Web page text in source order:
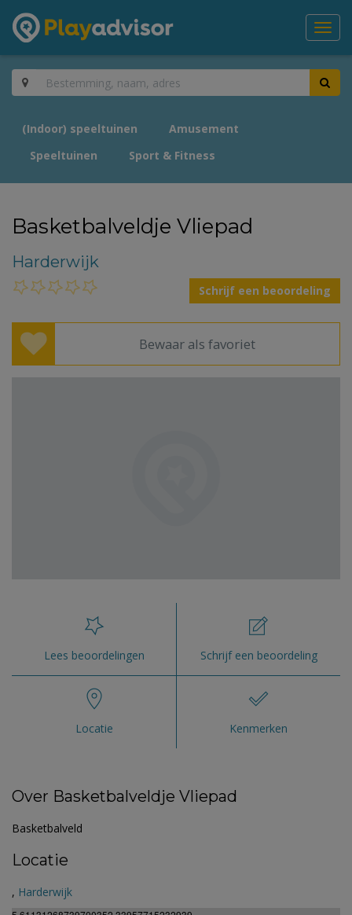
(Indoor) speeltuinen
Amusement
Speeltuinen
Sport & Fitness
Basketbalveldje Vliepad
Harderwijk
Schrijf een beoordeling
Bewaar als favoriet
Lees beoordelingen Schrijf een beoordeling
Locatie Kenmerken
Over Basketbalveldje Vliepad
Basketbalveld
Locatie
, Harderwijk